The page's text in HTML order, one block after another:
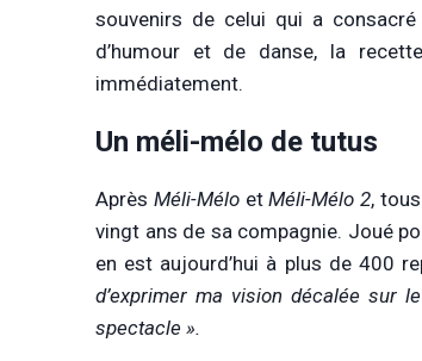
souvenirs de celui qui a
d’humour et de danse, la
immédiatement.
Un méli-mélo de tutus
Après Méli-MéloetMéli-Mélo 2,
vingt ans de sa compagnie. Joué
en est aujourd’hui à plus de 400
d’exprimer ma vision décalée sur
spectacle ».